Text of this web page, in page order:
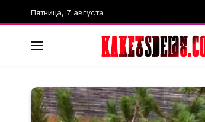
Пятница, 7 августа